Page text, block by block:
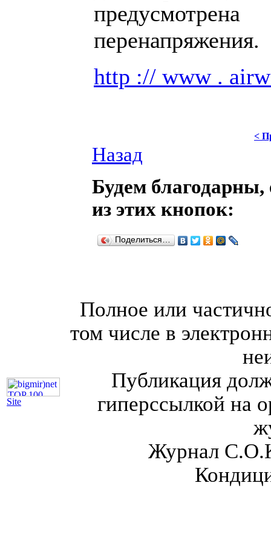
перенапряжения.
http :// www .
<
Назад
Будем благодарны,
из этих кнопок:
Поделиться…
Site
Полное или
том числе в
Публикация
гиперссылкой на
Журнал